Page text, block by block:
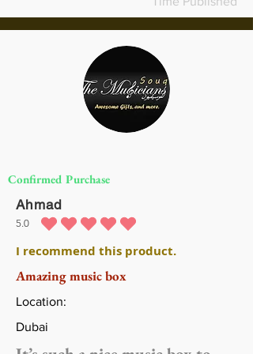
Confirmed Purchase
Ahmad
5.0 متوسط التقييم هو 5 من 5
I recommend this product.
Amazing music box
Location:
Dubai